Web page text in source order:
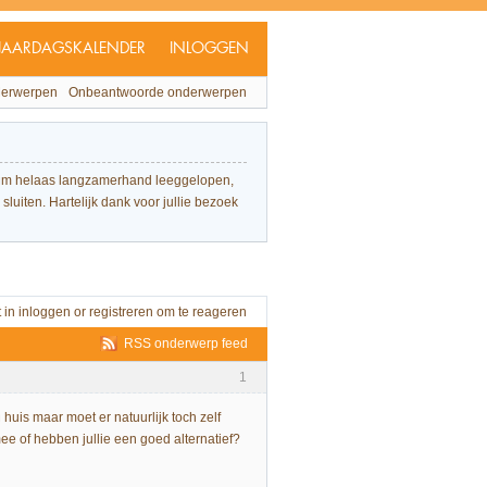
INLOGGEN
Onbeantwoorde onderwerpen
helaas langzamerhand leeggelopen,
Hartelijk dank voor jullie bezoek
in inloggen or registreren om te reageren
RSS onderwerp feed
1
maar moet er natuurlijk toch zelf
of hebben jullie een goed alternatief?